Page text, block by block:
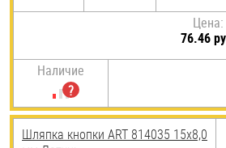
Цена:
76.46
Наличие
Шляпка кнопки ART 814035 15х8,0